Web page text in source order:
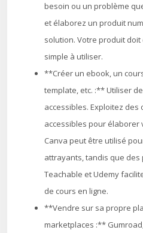
besoin ou un problème
et élaborez un produit
solution. Votre produit
simple à utiliser.
**Créer un ebook, un
template, etc. :** Utiliser
accessibles. Exploitez des
accessibles pour
Canva peut être utilisé
attrayants, tandis que des
Teachable et Udemy
de cours en ligne.
**Vendre sur sa propre
marketplaces :**